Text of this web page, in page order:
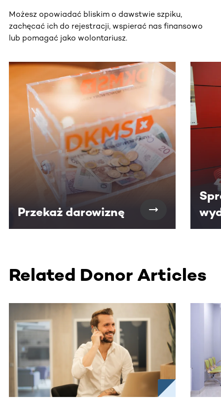
Możesz opowiadać bliskim o dawstwie szpiku,
zachęcać ich do rejestracji, wspierać nas finansowo
lub pomagać jako wolontariusz.
Ta sekcja zawiera treści przewijane w poziomie. Użyj
Przekaż darowiznę
Related Donor Articles
Ta sekcja zawiera treści przewijane w poziomie. Użyj